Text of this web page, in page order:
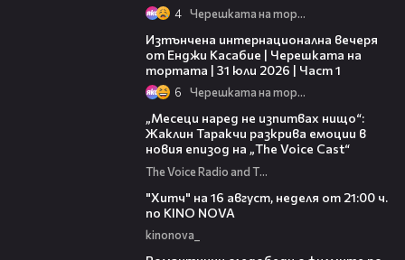
4 Черешката на тортата
Изтънчена интернационална вечеря
от Енджи Касабие | Черешката на
тортата | 31 юли 2026 | Част 1
6 Черешката на тортата
„Месеци наред не изпитвах нищо“:
Жаклин Таракчи разкрива емоции в
новия епизод на „The Voice Cast“
The Voice Radio and TV Bulgaria
"Хитч" на 16 август, неделя от 21:00 ч.
по KINO NOVA
kinonova_